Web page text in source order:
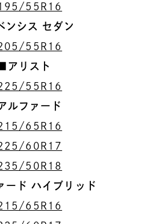
55R16
ンシス セダン
55R16
■アリスト
55R16
ルファード
65R16
60R17
50R18
ード ハイブリッド
65R16